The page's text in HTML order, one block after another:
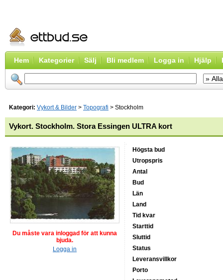
Hem Kategorier Sälj Bli medlem Logga in Hjälp
Kategori: Vykort & Bilder > Topografi > Stockholm
Vykort. Stockholm. Stora Essingen ULTRA kort
Du måste vara inloggad för att kunna
bjuda.
Logga in
Högsta bud
Utropspris
Antal
Bud
Län
Land
Tid kvar
Starttid
Sluttid
Status
Leveransvillkor
Porto